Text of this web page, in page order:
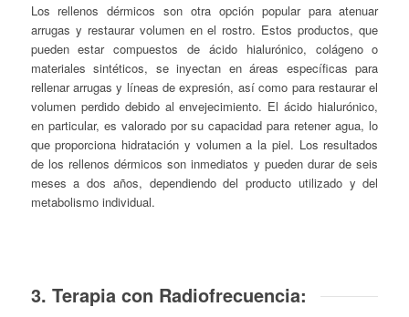
Los rellenos dérmicos son otra opción popular para atenuar
arrugas y restaurar volumen en el rostro. Estos productos, que
pueden estar compuestos de ácido hialurónico, colágeno o
materiales sintéticos, se inyectan en áreas específicas para
rellenar arrugas y líneas de expresión, así como para restaurar el
volumen perdido debido al envejecimiento. El ácido hialurónico,
en particular, es valorado por su capacidad para retener agua, lo
que proporciona hidratación y volumen a la piel. Los resultados
de los rellenos dérmicos son inmediatos y pueden durar de seis
meses a dos años, dependiendo del producto utilizado y del
metabolismo individual.
3. Terapia con Radiofrecuencia: